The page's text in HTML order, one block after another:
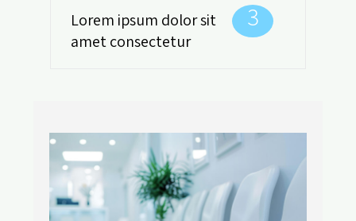
3
Lorem ipsum dolor sit
amet consectetur